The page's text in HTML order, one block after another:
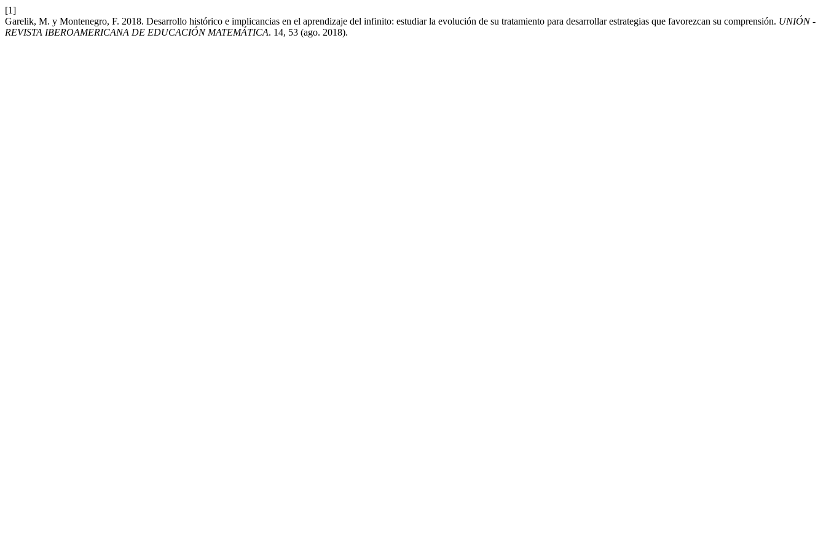
[1]
Garelik, M. y Montenegro, F. 2018. Desarrollo histórico e implicancias en el aprendizaje del infinito: estudiar la evolución de su tratamiento para desarrollar estrategias que favorezcan su comprensión. UNIÓN -
REVISTA IBEROAMERICANA DE EDUCACIÓN MATEMÁTICA. 14, 53 (ago. 2018).